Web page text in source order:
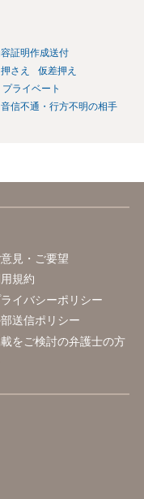
証明作成送付
さえ
仮差押え
ライベート
音信不通・行方不明の相手
意見・ご要望
規約
イバシーポリシー
送信ポリシー
をご検討の弁護士の方